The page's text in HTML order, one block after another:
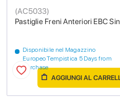
Pastiglie Freni Anteriori EBC
(AC5033)
Disponibile nel Magazzino
Europeo Tempistica 5 Days from
purchase
AGGIUNGI AL